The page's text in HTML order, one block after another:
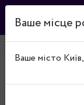
50083,
Ваше місце
Ваше місто